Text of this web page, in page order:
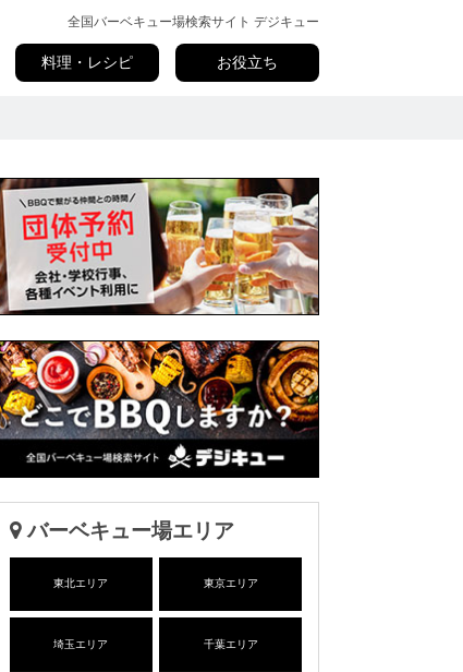
料理・レシピ お役立ち
全国バーベキュー場検索サイト デジキュー
バーベキュー場エリア
東北エリア 東京エリア
埼玉エリア 千葉エリア